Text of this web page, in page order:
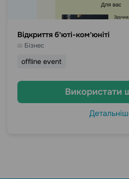
Відкриття бʼюті-комʼюніті
Бізнес
offline event
Використати